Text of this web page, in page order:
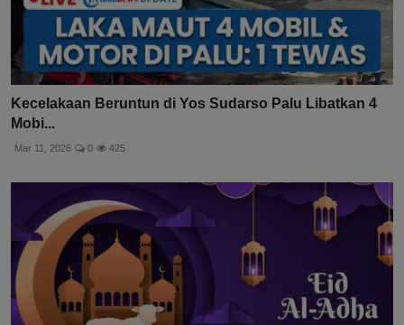
Kecelakaan Beruntun di Yos Sudarso Palu Libatkan 4
Mobi...
Mar 11, 2026 0 425